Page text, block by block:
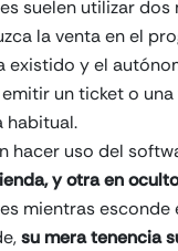
suelen utilizar
la venta en el
existido y el
un ticket o
habitual.
hacer uso del
y otra en oculto
mientras esconde
su mera tenencia